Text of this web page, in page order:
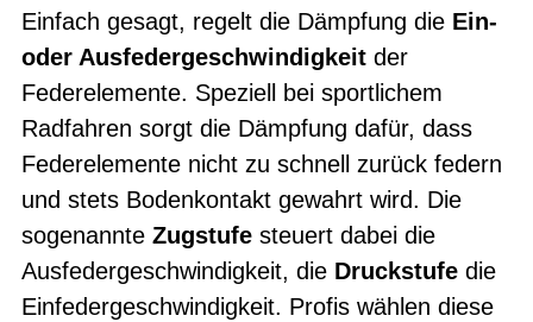
Einfach gesagt, regelt die Dämpfung die Ein-
oder Ausfedergeschwindigkeit der
Federelemente. Speziell bei sportlichem
Radfahren sorgt die Dämpfung dafür, dass
Federelemente nicht zu schnell zurück federn
und stets Bodenkontakt gewahrt wird. Die
sogenannte Zugstufe steuert dabei die
Ausfedergeschwindigkeit, die Druckstufe die
Einfedergeschwindigkeit. Profis wählen diese